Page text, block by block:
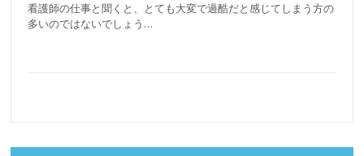
看護師の仕事と聞くと、とても大変で過酷だと感じてしまう方の
多いのではないでしょう…